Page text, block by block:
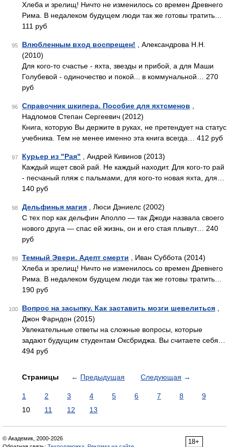
Хлеба и зрелищ! Ничто не изменилось со времен Древнего
Рима. В недалеком будущем люди так же готовы тратить…
111 руб
95 Влюбленным вход воспрещен! , Александрова Н.Н.
(2010)
Для кого-то счастье - яхта, звезды и прибой, а для Маши
Голубевой - одиночество и покой... в коммунальной… 270
руб
96 Справочник шкипера. Пособие для яхтсменов
Надломов Степан Сергеевич (2012)
Книга, которую Вы держите в руках, не претендует на статус
учебника. Тем не менее именно эта книга всегда… 412 руб
97 Курьер из "Рая" , Андрей Кивинов (2013)
Каждый ищет свой рай. Не каждый находит. Для кого-то рай
- песчаный пляж с пальмами, для кого-то новая яхта, для…
140 руб
98 Дельфинья магия , Люси Дэниелс (2002)
С тех пор как дельфин Аполло — так Джоди назвала своего
нового друга — спас ей жизнь, он и его стая плывут… 240
руб
99 Темный Эвери. Адепт смерти , Иван Суббота (2014)
Хлеба и зрелищ! Ничто не изменилось со времен Древнего
Рима. В недалеком будущем люди так же готовы тратить…
190 руб
100 Вопрос на засыпку. Как заставить мозги шевелиться
Джон Фарндон (2015)
Увлекательные ответы на сложные вопросы, которые
задают будущим студентам Оксбриджа. Вы считаете себя…
494 руб
Страницы ← Предыдущая Следующая →
1 2 3 4 5 6 7 8
9
10
11 12 13
18+
© Академик, 2000-2026